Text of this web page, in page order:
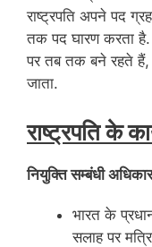
राष्ट्रपति अपने पद
तक पद घारण करता है.
पर तब तक बने रहते हैं,
जाता.
राष्ट्रपति के
नियुक्ति सम्‍बंधी अधिकार
भारत के
सलाह पर